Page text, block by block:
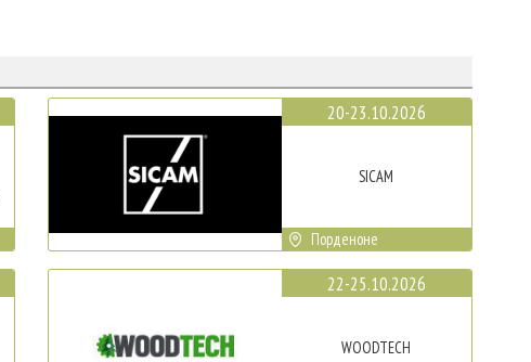
20-23.10.2026
SICAM
Порденоне
22-25.10.2026
WOODTECH